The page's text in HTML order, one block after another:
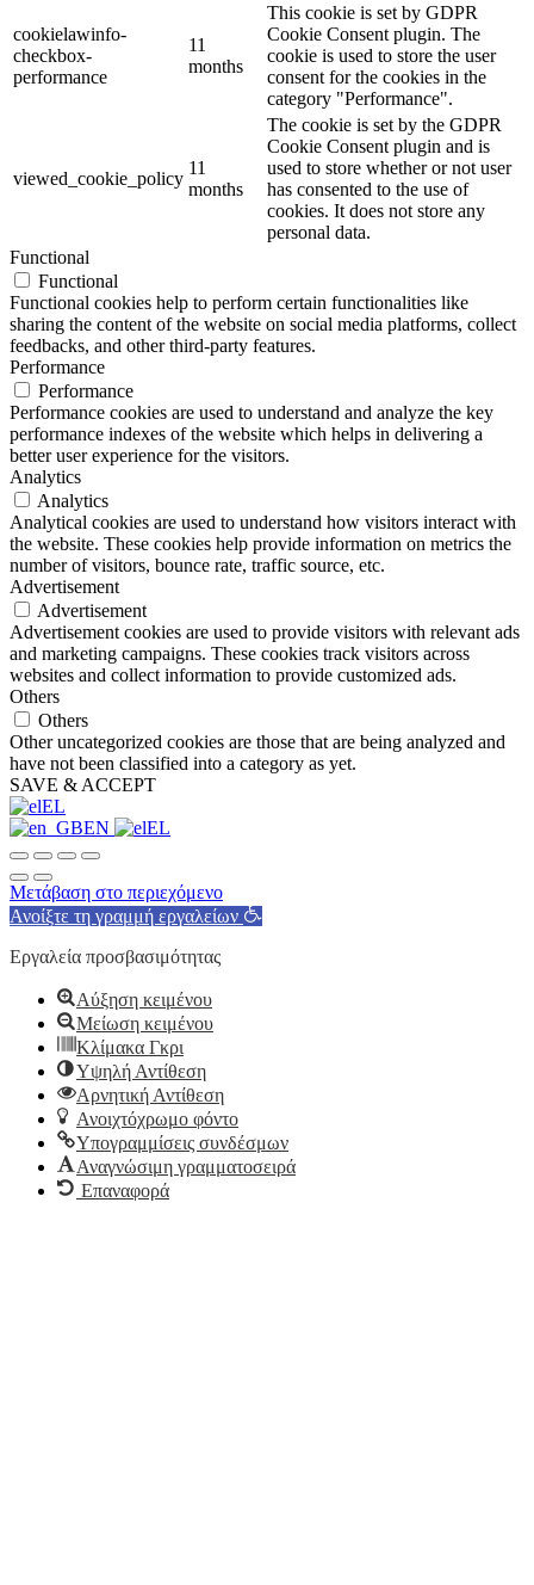
cookielawinfo-
checkbox-
performance
11
months
This cookie is set by GDPR
Cookie Consent plugin. The
cookie is used to store the user
consent for the cookies in the
category "Performance".
viewed_cookie_policy
11
months
The cookie is set by the GDPR
Cookie Consent plugin and is
used to store whether or not user
has consented to the use of
cookies. It does not store any
personal data.
Functional
Functional
Functional cookies help to perform certain functionalities like
sharing the content of the website on social media platforms, collect
feedbacks, and other third-party features.
Performance
Performance
Performance cookies are used to understand and analyze the key
performance indexes of the website which helps in delivering a
better user experience for the visitors.
Analytics
Analytics
Analytical cookies are used to understand how visitors interact with
the website. These cookies help provide information on metrics the
number of visitors, bounce rate, traffic source, etc.
Advertisement
Advertisement
Advertisement cookies are used to provide visitors with relevant ads
and marketing campaigns. These cookies track visitors across
websites and collect information to provide customized ads.
Others
Others
Other uncategorized cookies are those that are being analyzed and
have not been classified into a category as yet.
SAVE & ACCEPT
EL
EN
EL
Μετάβαση στο περιεχόμενο
Ανοίξτε τη γραμμή εργαλείων
Εργαλεία προσβασιμότητας
Αύξηση κειμένου
Μείωση κειμένου
Κλίμακα Γκρι
Υψηλή Αντίθεση
Αρνητική Αντίθεση
Ανοιχτόχρωμο φόντο
Υπογραμμίσεις συνδέσμων
Αναγνώσιμη γραμματοσειρά
Επαναφορά